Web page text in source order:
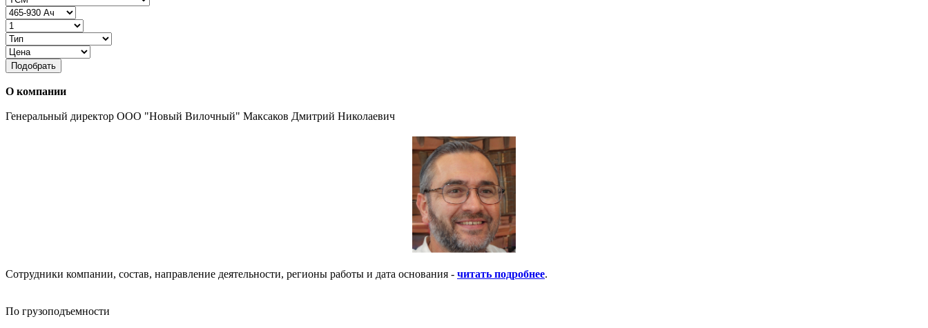
Подобрать
О компании
Генеральный директор ООО "Новый Вилочный" Максаков Дмитрий Николаевич
Сотрудники компании, состав, направление деятельности, регионы работы и дата основания - читать подробнее.
По грузоподъемности